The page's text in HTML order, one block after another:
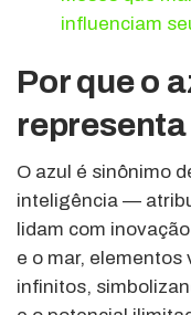
influenciam
Por que o
O azul é sinônimo
inteligência —
lidam com
e o mar,
infinitos,